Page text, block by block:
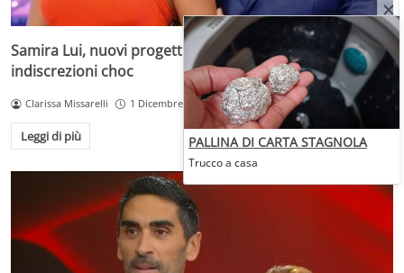
Samira Lui, nuovi progetti Mediaset per lei: le
indiscrezioni choc
Clarissa Missarelli 1 Dicembre 2025
Leggi di più PALLINA DI CARTA STAGNOLA
Trucco a casa